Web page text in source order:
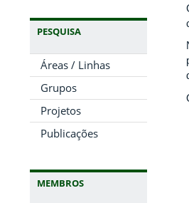
PESQUISA
Áreas / Linhas
Grupos
Projetos
Publicações
MEMBROS